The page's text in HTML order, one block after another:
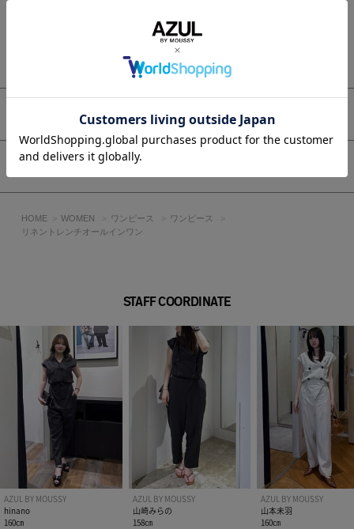
1枚でさらっと着て、夏のきれいめカジュアルスタイルに。
フラットシューズやサンダルを合わせれば、抜け感のある大人
ルにも対応します。
■生地
麻もレーヨンもどちらの繊維も吸湿・放湿性に優れており、肌
に触れるとひんやりと感じるため、夏場の服に最適な素材で
透け感：なし
■BLK モデル身長：175cm、着用サイズ：モデルサイズ ※
モデルサイズは販売しておりません
■L/BEG モデル身長：168cm、着用サイズ：Mサイズ
[注意事項]
※画像の商品はサンプルです。実際の商品と仕様、加工が若干
異なる場合があります。
※画像の商品は光の照射や角度、お使いのモニター環境によ
り、実物と色味が異なる場合がございます。
※着用、お取り扱いの際は、アテンションタグをご確認くださ
い。
もっと見る
アイテムサイズ
HOME WOMEN ワンピース
ワンピース
リネントレンチオールインワン
STAFF COORDINATE
AZUL BY MOUSSY
hinano
160㎝
AZUL BY MOUSSY
山崎みらの
158㎝
AZUL BY MOUSSY
山本未羽
160㎝